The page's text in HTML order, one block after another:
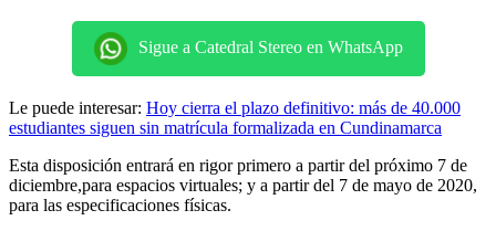
Sigue a Catedral Stereo en WhatsApp
Le puede interesar: Hoy cierra el plazo definitivo: más de 40.000
estudiantes siguen sin matrícula formalizada en Cundinamarca
Esta disposición entrará en rigor primero a partir del próximo 7 de
diciembre,para espacios virtuales; y a partir del 7 de mayo de 2020,
para las especificaciones físicas.